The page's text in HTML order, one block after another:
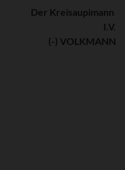
Der Kreisaupimann
I.V.
(-) VOLKMANN